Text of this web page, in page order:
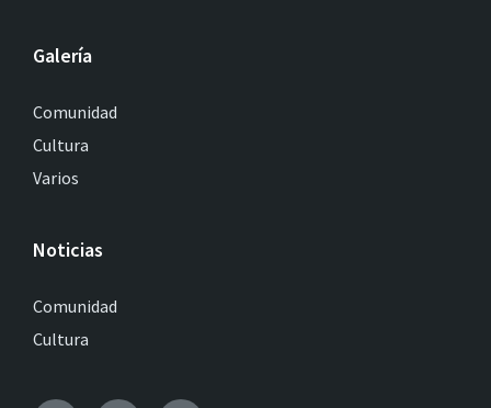
Galería
Comunidad
Cultura
Varios
Noticias
Comunidad
Cultura